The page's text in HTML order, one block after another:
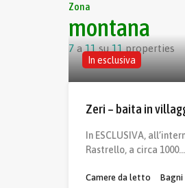
Zona
montana
7 a 11 su 11 properties
In esclusiva
Zeri – baita in
In ESCLUSIVA,
Rastrello, a circa 1000…
Camere da letto
Bagni